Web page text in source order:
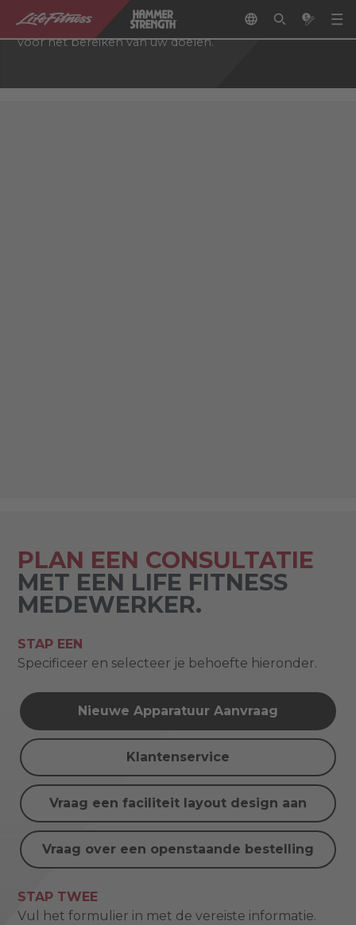
een netwerk van geautoriseerde fitnesswinkels die u
kunnen helpen bij het kiezen van de juiste apparatuur
voor het bereiken van uw doelen.
PLAN EEN CONSULTATIE
MET EEN LIFE FITNESS
MEDEWERKER.
STAP EEN
Specificeer en selecteer je behoefte hieronder.
Nieuwe Apparatuur Aanvraag
Klantenservice
Vraag een faciliteit layout design aan
Vraag over een openstaande bestelling
STAP TWEE
Vul het formulier in met de vereiste informatie.